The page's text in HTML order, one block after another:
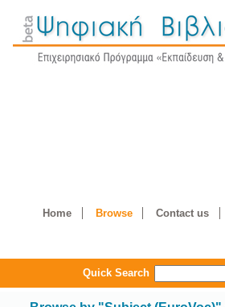
Home Browse Contact us
Quick Search